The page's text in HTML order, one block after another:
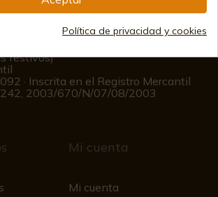
festivos)
· Inscrita en el Registro Mercantil
2003/670/N/07/08/2003
Mi cuenta
Mi cuenta
Política de privacidad y cookies